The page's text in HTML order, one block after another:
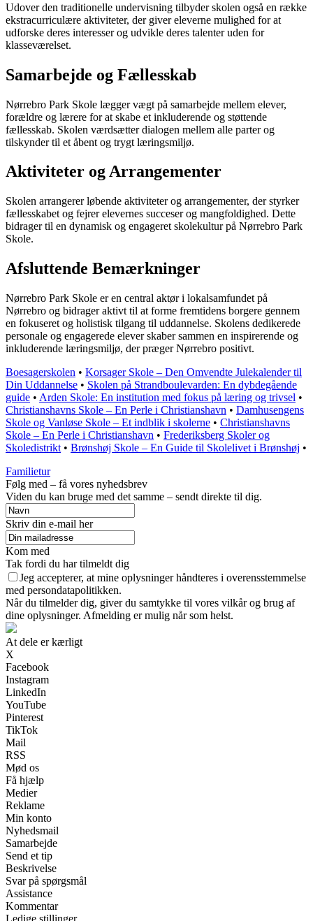
Udover den traditionelle undervisning tilbyder skolen også en række
ekstracurriculære aktiviteter, der giver eleverne mulighed for at
udforske deres interesser og udvikle deres talenter uden for
klasseværelset.
Samarbejde og Fællesskab
Nørrebro Park Skole lægger vægt på samarbejde mellem elever,
forældre og lærere for at skabe et inkluderende og støttende
fællesskab. Skolen værdsætter dialogen mellem alle parter og
tilskynder til et åbent og trygt læringsmiljø.
Aktiviteter og Arrangementer
Skolen arrangerer løbende aktiviteter og arrangementer, der styrker
fællesskabet og fejrer elevernes succeser og mangfoldighed. Dette
bidrager til en dynamisk og engageret skolekultur på Nørrebro Park
Skole.
Afsluttende Bemærkninger
Nørrebro Park Skole er en central aktør i lokalsamfundet på
Nørrebro og bidrager aktivt til at forme fremtidens borgere gennem
en fokuseret og holistisk tilgang til uddannelse. Skolens dedikerede
personale og engagerede elever skaber sammen en inspirerende og
inkluderende læringsmiljø, der præger Nørrebro positivt.
Boesagerskolen • Korsager Skole – Den Omvendte Julekalender til
Din Uddannelse • Skolen på Strandboulevarden: En dybdegående
guide • Arden Skole: En institution med fokus på læring og trivsel •
Christianshavns Skole – En Perle i Christianshavn • Damhusengens
Skole og Vanløse Skole – Et indblik i skolerne • Christianshavns
Skole – En Perle i Christianshavn • Frederiksberg Skoler og
Skoledistrikt • Brønshøj Skole – En Guide til Skolelivet i Brønshøj •
Familietur
Følg med – få vores nyhedsbrev
Viden du kan bruge med det samme – sendt direkte til dig.
Skriv din e-mail her
Kom med
Tak fordi du har tilmeldt dig
Jeg accepterer, at mine oplysninger håndteres i overensstemmelse
med persondatapolitikken.
Når du tilmelder dig, giver du samtykke til vores vilkår og brug af
dine oplysninger. Afmelding er mulig når som helst.
At dele er kærligt
X
Facebook
Instagram
LinkedIn
YouTube
Pinterest
TikTok
Mail
RSS
Mød os
Få hjælp
Medier
Reklame
Min konto
Nyhedsmail
Samarbejde
Send et tip
Beskrivelse
Svar på spørgsmål
Assistance
Kommentar